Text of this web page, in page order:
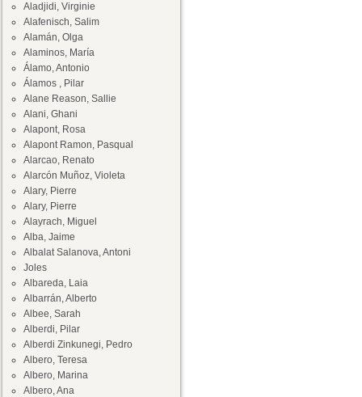
Aladjidi, Virginie
Alafenisch, Salim
Alamán, Olga
Alaminos, María
Álamo, Antonio
Álamos , Pilar
Alane Reason, Sallie
Alani, Ghani
Alapont, Rosa
Alapont Ramon, Pasqual
Alarcao, Renato
Alarcón Muñoz, Violeta
Alary, Pierre
Alary, Pierre
Alayrach, Miguel
Alba, Jaime
Albalat Salanova, Antoni
Joles
Albareda, Laia
Albarrán, Alberto
Albee, Sarah
Alberdi, Pilar
Alberdi Zinkunegi, Pedro
Albero, Teresa
Albero, Marina
Albero, Ana